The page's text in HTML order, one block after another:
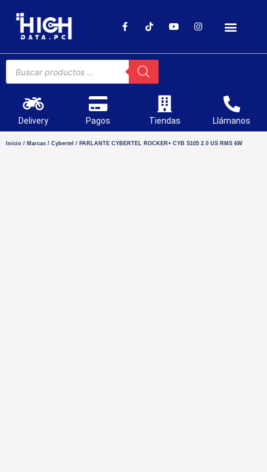
Delivery Pagos Tiendas Llámanos
Inicio / Marcas / Cybertel / PARLANTE CYBERTEL ROCKER+ CYB S105 2.0 US RMS 6W